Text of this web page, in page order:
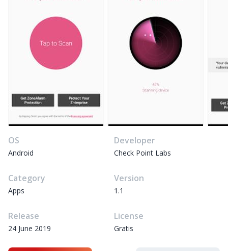
OS
Android
Developer
Check Point Labs
Category
Apps
Version
1.1
Release
24 June 2019
License
Gratis